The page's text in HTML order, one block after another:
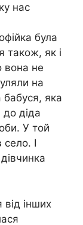
нас
була
також, як і
вона не
на
бабуся, яка
до діда
У той
І
інших